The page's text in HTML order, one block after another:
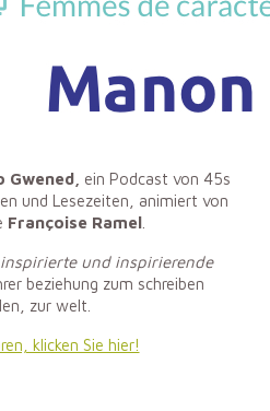
Gwened, ein Podcast von 45s
und Lesezeiten, animiert von
Françoise Ramel
inspirierte und inspirierende
beziehung zum schreiben
zur welt.
klicken Sie hier!